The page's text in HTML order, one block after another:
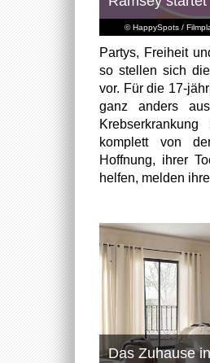
© HappySpots /
Partys, Freiheit
so stellen sich
vor. Für die 17-
ganz anders
komplett von
Hoffnung, ihrer
helfen, melden
Das Zuhause